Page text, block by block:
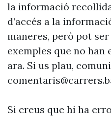
la informació
d’accés a la
maneres, però pot
exemples que no
ara. Si us plau,
Si creus que hi ha